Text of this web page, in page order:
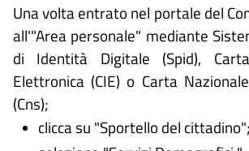
Una volta entrato nel portale del
all'"Area personale" mediante
di Identità Digitale (Spid),
Elettronica (CIE) o Carta
(Cns);
clicca su "Sportello del cittadino";